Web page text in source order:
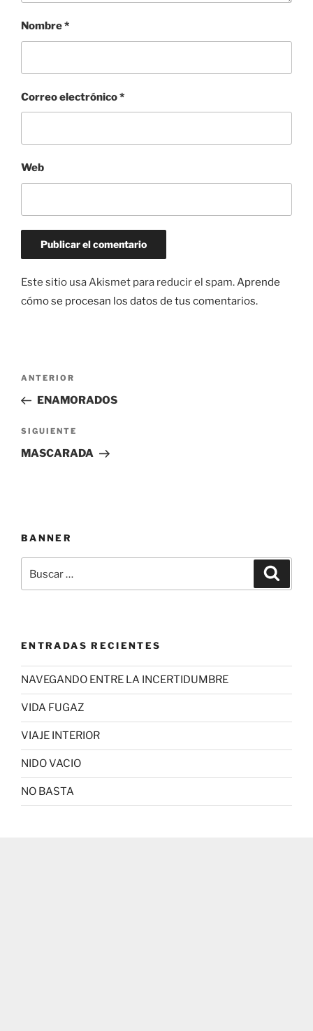
Nombre*
Correo electrónico*
Web
Este sitio usa Akismet para reducir el spam.Aprende
cómo se procesan los datos de tus comentarios.
Navegación
entradas
Entrada
anterior:
ANTERIOR
ENAMORADOS
Siguiente
entrada
SIGUIENTE
MASCARADA
BANNER
por:
ENTRADAS RECIENTES
NAVEGANDO ENTRE LA INCERTIDUMBRE
VIDA FUGAZ
VIAJE INTERIOR
NIDO VACIO
NO BASTA